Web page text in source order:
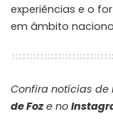
experiências e o
em âmbito
Confira notícias de
de Foze no